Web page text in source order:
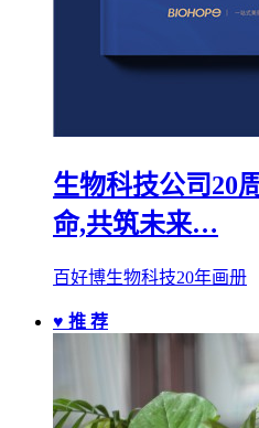
生物科技公司20
命,共筑未来​…
百好博生物科技20年画册
♥ 推 荐